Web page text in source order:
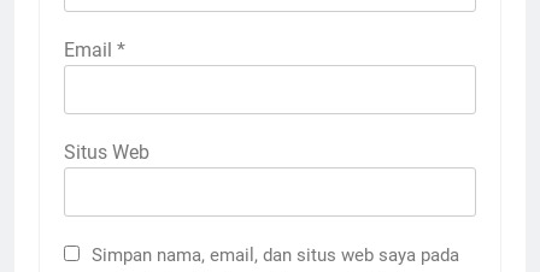
Email *
Situs Web
Simpan nama, email, dan situs web saya pada